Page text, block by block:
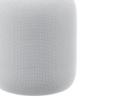
了
解
HomePod<